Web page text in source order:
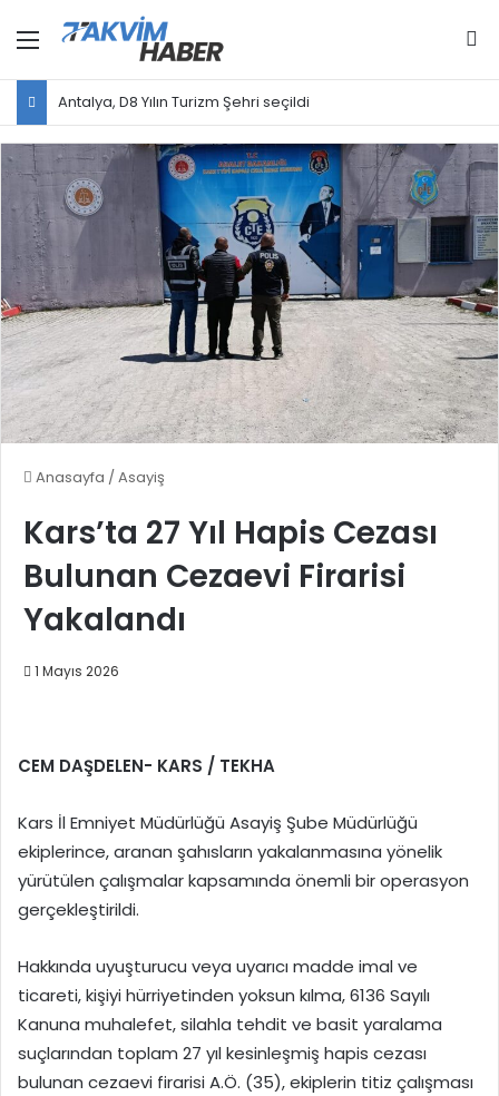
Menü
Antalya, D8 Yılın Turizm Şehri seçildi
Anasayfa /Asayiş
Kars’ta 27 Yıl Hapis Cezası
Bulunan Cezaevi Firarisi
Yakalandı
1 Mayıs 2026
CEM DAŞDELEN- KARS / TEKHA
Kars İl Emniyet Müdürlüğü Asayiş Şube Müdürlüğü
ekiplerince, aranan şahısların yakalanmasına yönelik
yürütülen çalışmalar kapsamında önemli bir operasyon
gerçekleştirildi.
Hakkında uyuşturucu veya uyarıcı madde imal ve
ticareti, kişiyi hürriyetinden yoksun kılma, 6136 Sayılı
Kanuna muhalefet, silahla tehdit ve basit yaralama
suçlarından toplam 27 yıl kesinleşmiş hapis cezası
bulunan cezaevi firarisi A.Ö. (35), ekiplerin titiz çalışması